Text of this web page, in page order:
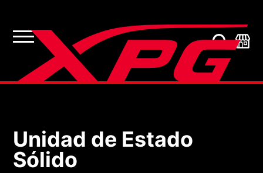
Unidad de Estado
Unidad de Estado
Sólido